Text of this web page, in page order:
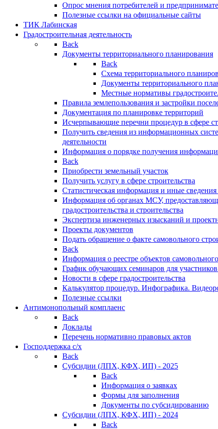
Опрос мнения потребителей и
Полезные ссылки на официальные сайты
ТИК Лабинская
Градостроительная деятельность
Back
Документы территориального планирования
Back
Схема территориального
Документы территориального
Местные нормативы
Правила землепользования и застройки
Документация по планировке территорий
Исчерпывающие перечни процедур в сфере
Получить сведения из информационных
деятельности
Информация о порядке получения
Back
Приобрести земельный участок
Получить услугу в сфере строительства
Статистическая информация и иные сведения
Информация об органах МСУ,
градостроительства и строительства
Экспертиза инженерных изысканий и
Проекты документов
Подать обращение о факте самовольного
Back
Информация о реестре объектов
График обучающих семинаров для участников
Новости в сфере градостроительства
Калькулятор процедур. Инфографика.
Полезные ссылки
Антимонопольный комплаенс
Back
Доклады
Перечень нормативно правовых актов
Господдержка с/х
Back
Субсидии (ЛПХ, КФХ, ИП) - 2025
Back
Информация о заявках
Формы для заполнения
Документы по субсидированию
Субсидии (ЛПХ, КФХ, ИП) - 2024
Back